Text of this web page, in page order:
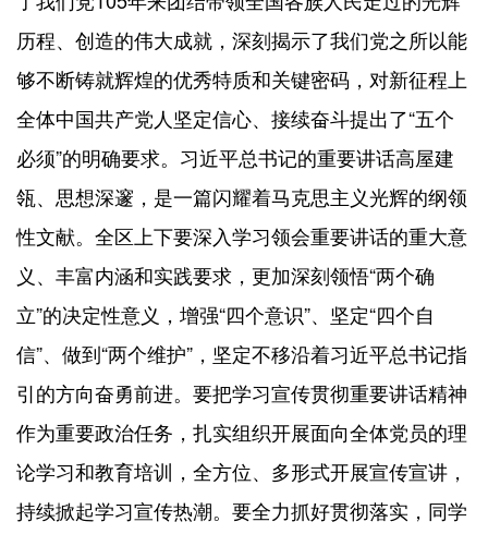
历程、创造的伟大成就，深刻揭示了我们党之所以能
够不断铸就辉煌的优秀特质和关键密码，对新征程上
全体中国共产党人坚定信心、接续奋斗提出了“五个
必须”的明确要求。习近平总书记的重要讲话高屋建
瓴、思想深邃，是一篇闪耀着马克思主义光辉的纲领
性文献。全区上下要深入学习领会重要讲话的重大意
义、丰富内涵和实践要求，更加深刻领悟“两个确
立”的决定性意义，增强“四个意识”、坚定“四个自
信”、做到“两个维护”，坚定不移沿着习近平总书记指
引的方向奋勇前进。要把学习宣传贯彻重要讲话精神
作为重要政治任务，扎实组织开展面向全体党员的理
论学习和教育培训，全方位、多形式开展宣传宣讲，
持续掀起学习宣传热潮。要全力抓好贯彻落实，同学